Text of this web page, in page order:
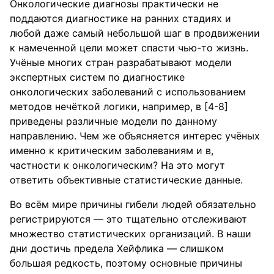
Онкологические диагнозы практически не
поддаются диагностике на ранних стадиях и
любой даже самый небольшой шаг в продвижении
к намеченной цели может спасти чью-то жизнь.
Учёные многих стран разрабатывают модели
экспертных систем по диагностике
онкологических заболеваний с использованием
методов нечёткой логики, например, в [4-8]
приведены различные модели по данному
направлению. Чем же объясняется интерес учёных
именно к критическим заболеваниям и в,
частности к онкологическим? На это могут
ответить объективные статистические данные.
Во всём мире причины гибели людей обязательно
регистрируются — это тщательно отслеживают
множество статистических организаций. В наши
дни достичь предела Хейфлика — слишком
большая редкость, поэтому основные причины